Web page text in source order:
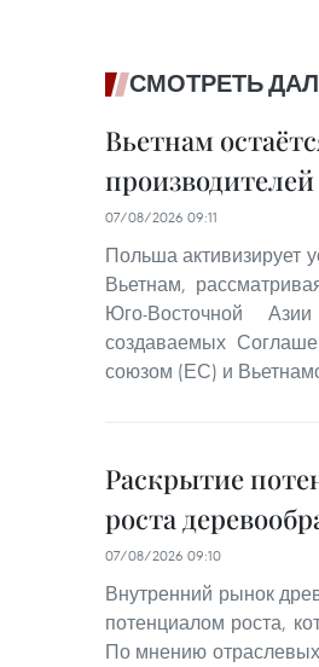
СМОТРЕТЬ
Вьетнам
07/08/2026 09:11
Польша активизирует
Вьетнам,
Юго-Восточной
создаваемых
союзом (ЕС) и
Раскрытие
роста
07/08/2026 09:10
Внутренний рынок
потенциалом роста,
По мнению